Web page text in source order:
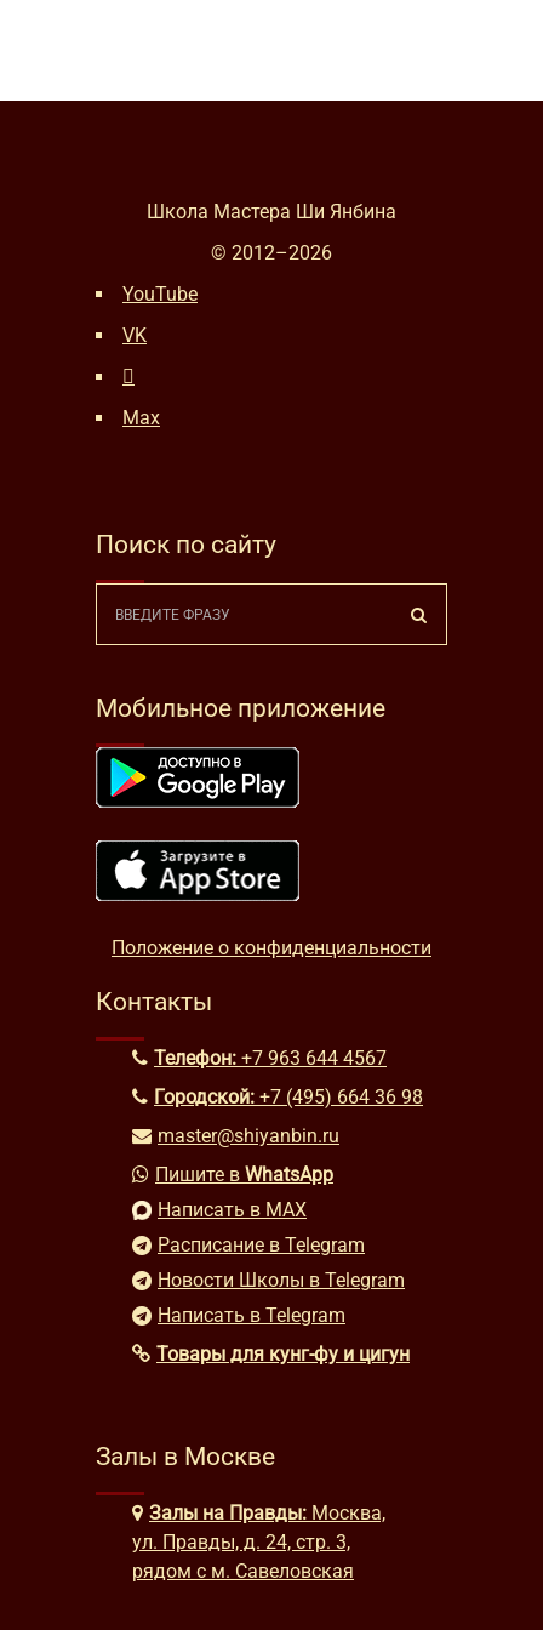
Школа Мастера Ши Янбина
© 2012–2026
YouTube
VK
Max
Поиск по сайту
Мобильное приложение
Положение о конфиденциальности
Контакты
Телефон: +7 963 644 4567
Городской: +7 (495) 664 36 98
master@shiyanbin.ru
Пишите в WhatsApp
Написать в MAX
Расписание в Telegram
Новости Школы в Telegram
Написать в Telegram
Товары для кунг-фу и цигун
Залы в Москве
Залы на Правды: Москва,
ул. Правды, д. 24, стр. 3,
рядом с м. Савеловская